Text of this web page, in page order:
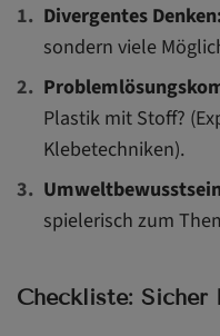
Divergentes
sondern viele
Plastik mit Stoff?
Klebetechniken).
spielerisch zum
Checkliste: